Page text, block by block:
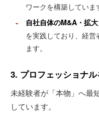
ワークを構築していま
- 自社自体のM&A・拡大
を実践しており、経
ます。
3. プロフェッショナル
未経験者が「本物」へ最
しています。